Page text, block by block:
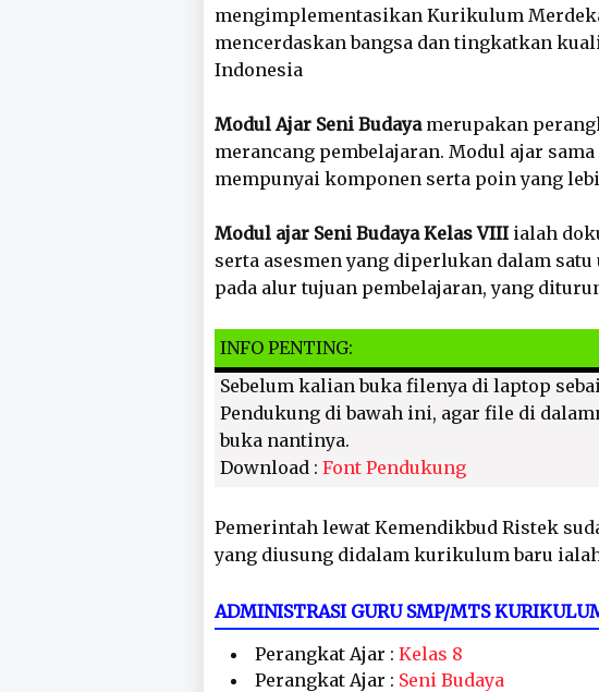
mengimplementasikan Kurikulum
mencerdaskan bangsa dan tingkatkan
Indonesia
Modul Ajar Seni Budayamerupakan
merancang pembelajaran. Modul ajar
mempunyai komponen serta poin yang
Modul ajar Seni Budaya Kelas VIII ialah
serta asesmen yang diperlukan dalam
pada alur tujuan pembelajaran, yang
INFO PENTING:
Sebelum kalian buka filenya di laptop
Pendukung di bawah ini, agar file di
buka nantinya.
Download : Font Pendukung
Pemerintah lewat Kemendikbud Ristek
yang diusung didalam kurikulum baru
ADMINISTRASI GURU SMP/MTS
Perangkat Ajar : Kelas 8
Perangkat Ajar : Seni Budaya